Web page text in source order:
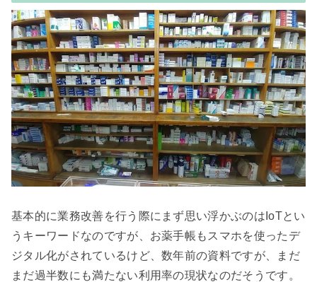
基本的に業務改善を行う際にまず思い浮かぶのはIoTとい
うキーワードなのですが、お薬手帳もスマホを使ったデ
ジタル化がされているけど、数年前の資料ですが、まだ
まだ過半数にも満たない利用率の現状なのだそうです。